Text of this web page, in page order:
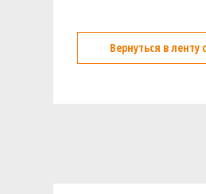
Вернуться в ленту